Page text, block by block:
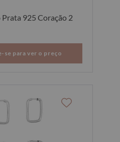
925 Coração 2
se para ver o preço